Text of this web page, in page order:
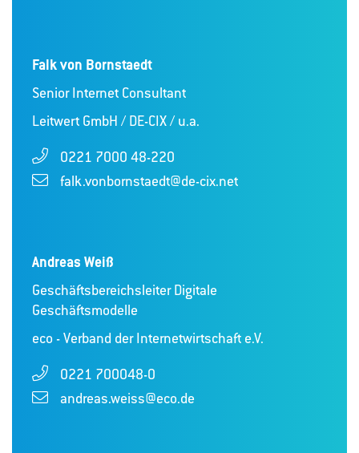
Falk von Bornstaedt
Senior Internet Consultant
Leitwert GmbH / DE-CIX / u.a.
0221 7000 48-220
falk.vonbornstaedt@de-cix.net
Andreas Weiß
Geschäftsbereichsleiter Digitale
Geschäftsmodelle
eco - Verband der Internetwirtschaft e.V.
0221 700048-0
andreas.weiss@eco.de